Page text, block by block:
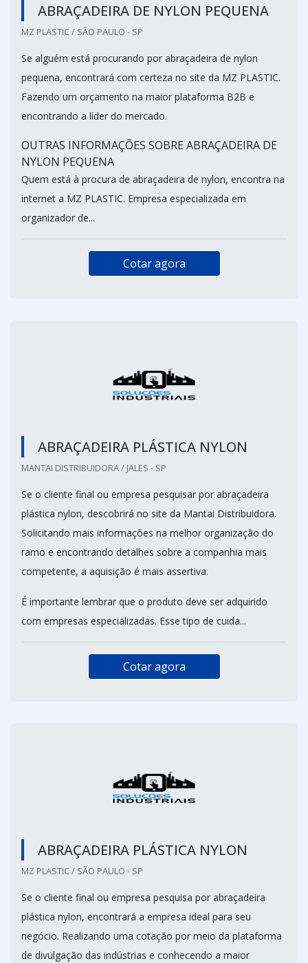
ABRAÇADEIRA DE NYLON PEQUENA
MZ PLASTIC / SÃO PAULO - SP
Se alguém está procurando por abraçadeira de nylon
pequena, encontrará com certeza no site da MZ PLASTIC.
Fazendo um orçamento na maior plataforma B2B e
encontrando a líder do mercado.
OUTRAS INFORMAÇÕES SOBRE ABRAÇADEIRA DE
NYLON PEQUENA
Quem está à procura de abraçadeira de nylon, encontra na
internet a MZ PLASTIC. Empresa especializada em
organizador de...
Cotar agora
ABRAÇADEIRA PLÁSTICA NYLON
MANTAI DISTRIBUIDORA / JALES - SP
Se o cliente final ou empresa pesquisar por abraçadeira
plástica nylon, descobrirá no site da Mantai Distribuidora.
Solicitando mais informações na melhor organização do
ramo e encontrando detalhes sobre a companhia mais
competente, a aquisição é mais assertiva.
É importante lembrar que o produto deve ser adquirido
com empresas especializadas. Esse tipo de cuida...
Cotar agora
ABRAÇADEIRA PLÁSTICA NYLON
MZ PLASTIC / SÃO PAULO - SP
Se o cliente final ou empresa pesquisa por abraçadeira
plástica nylon, encontrará a empresa ideal para seu
negócio. Realizando uma cotação por meio da plataforma
de divulgação das indústrias e conhecendo a maior